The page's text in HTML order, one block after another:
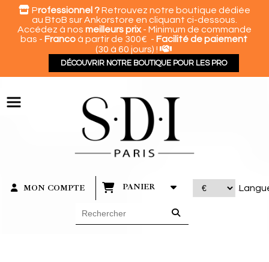
 Professionnel ?Retrouvez notre boutique dédiée
au BtoB sur Ankorstore en cliquant ci-dessous.
Accédez à nos meilleurs prix- Minimum de commande
bas - Francoà partir de 300€ - Facilité de paiement
(30 à 60 jours) ! 
DÉCOUVRIR NOTRE BOUTIQUE POUR LES PRO
MON COMPTE PANIER
Panneau de gestion des cookies